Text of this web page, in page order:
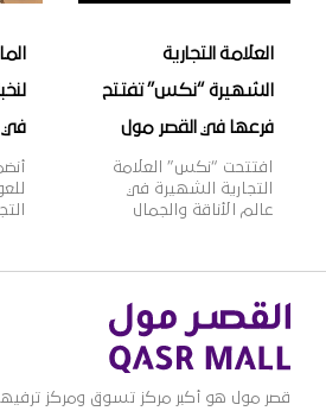
[…]
العلامة التجارية
الشهيرة “نكس” تفتتح
فرعها في القصر مول
افتتحت “نكس” العلامة
التجارية الشهيرة في
عالم الأناقة والجمال
“نكس” عام 1999م
من مستحضرات التجميل
العصرية والجريئة التي
تلبي مختلف أذواق
2000 منتج بألوان وظلال
في
قصر مول هو أكبر مركز تسوق ومركز